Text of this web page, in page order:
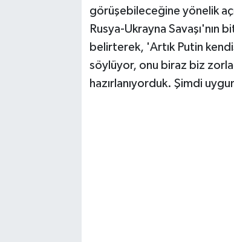
görüşebileceğine yönelik
Rusya-Ukrayna Savaşı'nın
belirterek, 'Artık Putin
söylüyor, onu biraz biz
hazırlanıyorduk. Şimdi